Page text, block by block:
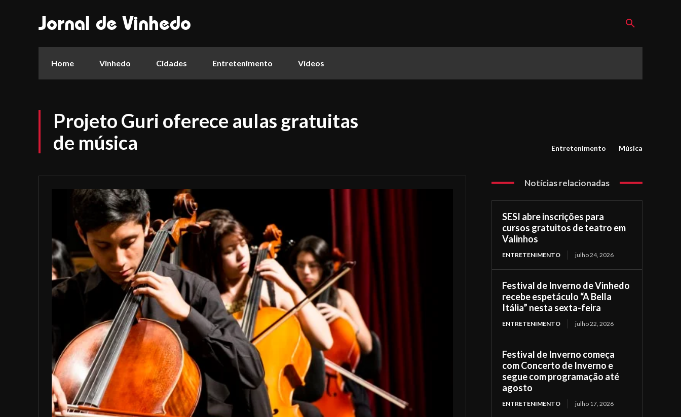
Jornal de Vinhedo
Home Vinhedo Cidades Entretenimento Vídeos
Projeto Guri oferece aulas gratuitas
de música
Entretenimento Música
Notícias relacionadas
SESI abre inscrições para
cursos gratuitos de teatro em
Valinhos
ENTRETENIMENTO julho 24, 2026
Festival de Inverno de Vinhedo
recebe espetáculo “A Bella
Itália” nesta sexta-feira
ENTRETENIMENTO julho 22, 2026
Festival de Inverno começa
com Concerto de Inverno e
segue com programação até
agosto
ENTRETENIMENTO julho 17, 2026